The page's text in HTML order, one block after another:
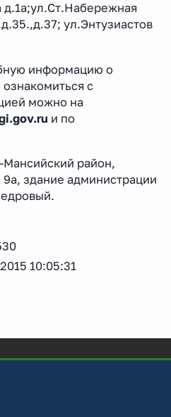
д.1а;ул.Ст.Набережная
ул.Энтузиастов
информацию о
с
можно на
и по
район,
здание администрации
10:05:31